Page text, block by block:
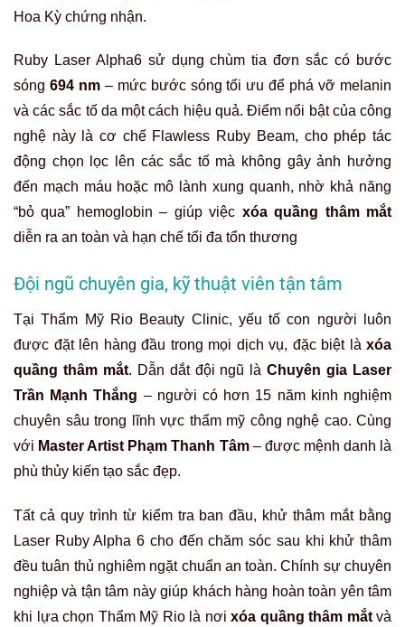
Hoa Kỳ chứng nhận.
Ruby Laser Alpha6 sử dụng chùm tia đơn sắc có bước
sóng 694 nm– mức bước sóng tối ưu để phá vỡ melanin
và các sắc tố da một cách hiệu quả. Điểm nổi bật của công
nghệ này là cơ chế Flawless Ruby Beam, cho phép tác
động chọn lọc lên các sắc tố mà không gây ảnh hưởng
đến mạch máu hoặc mô lành xung quanh, nhờ khả năng
“bỏ qua” hemoglobin – giúp việc xóa quầng thâm mắt
diễn ra an toàn và hạn chế tối đa tổn thương
Đội ngũ chuyên gia, kỹ thuật viên tận tâm
Tại Thẩm Mỹ Rio Beauty Clinic, yếu tố con người luôn
được đặt lên hàng đầu trong mọi dịch vụ, đặc biệt là xóa
quầng thâm mắt. Dẫn dắt đội ngũ làChuyên gia Laser
Trần Mạnh Thắng – người có hơn 15 năm kinh nghiệm
chuyên sâu trong lĩnh vực thẩm mỹ công nghệ cao. Cùng
với Master Artist Phạm Thanh Tâm– được mệnh danh là
phù thủy kiến tạo sắc đẹp.
Tất cả quy trình từ kiểm tra ban đầu, khử thâm mắt bằng
Laser Ruby Alpha 6 cho đến chăm sóc sau khi khử thâm
đều tuân thủ nghiêm ngặt chuẩn an toàn. Chính sự chuyên
nghiệp và tận tâm này giúp khách hàng hoàn toàn yên tâm
khi lựa chọn Thẩm Mỹ Rio là nơi xóa quầng thâm mắtvà